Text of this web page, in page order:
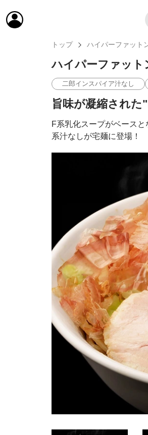
トップ ハイパーファット
ハイパーファット
二郎インスパイア汁なし
旨味が凝縮され
F系乳化スープがベース
系汁なしが宅麺に登場！